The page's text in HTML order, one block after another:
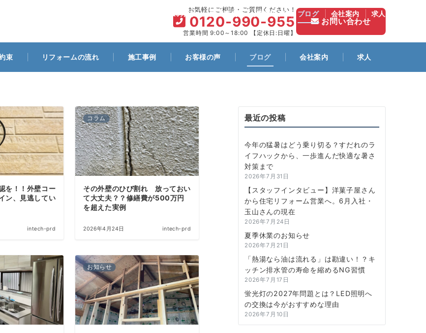
お気軽にご相談・ご質問ください！
0120-990-955
営業時間 9:00～18:00 【定休日:日曜】
お問い合わせ
束 リフォームの流れ 施工事例 お客様の声 ブログ 会社案内 求人
リフォームの流れ 施工事例 お客様の声 ブログ 会社案内 求人
を！！外壁コー
ン、見逃してい
intech-prd
コラム
その外壁のひび割れ 放っておい
て大丈夫？？修繕費が500万円
を超えた実例
2026年4月24日 intech-prd
お知らせ
最近の投稿
今年の猛暑はどう乗り切る？すだれのラ
イフハックから、一歩進んだ快適な暑さ
対策まで
2026年7月31日
【スタッフインタビュー】洋菓子屋さん
から住宅リフォーム営業へ。6月入社・
玉山さんの現在
2026年7月24日
夏季休業のお知らせ
2026年7月21日
「熱湯なら油は流れる」は勘違い！？キ
ッチン排水管の寿命を縮めるNG習慣
2026年7月17日
蛍光灯の2027年問題とは？LED照明へ
の交換は今がおすすめな理由
2026年7月10日